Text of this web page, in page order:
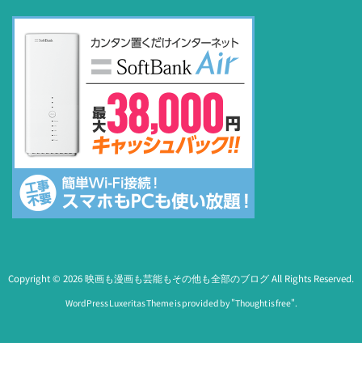
Copyright © 2026映画も漫画も芸能もその他も全部のブログAll Rights Reserved.
WordPress Luxeritas Theme is provided by "Thought is free".